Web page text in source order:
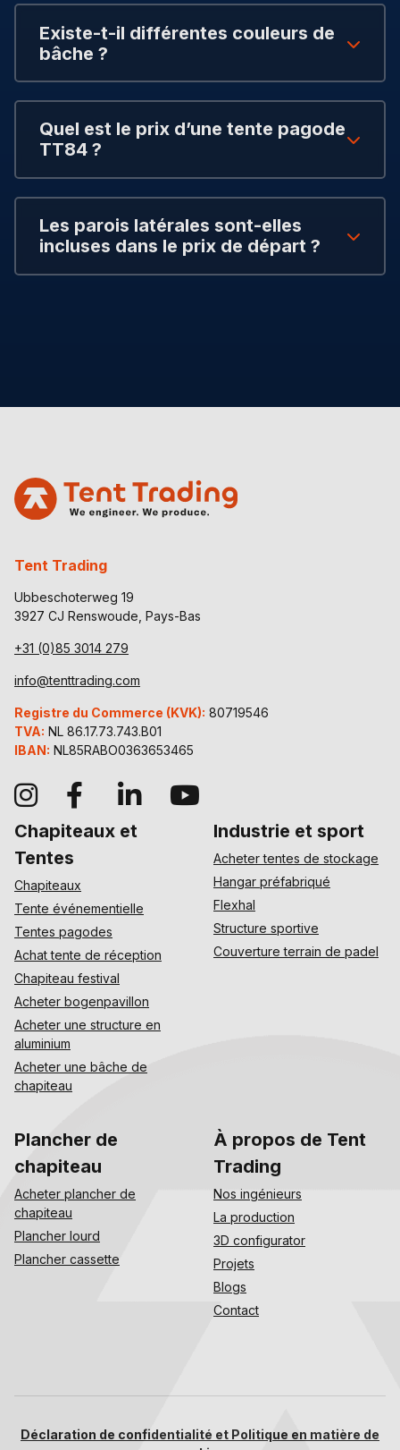
Existe-t-il différentes couleurs de
bâche ?
Quel est le prix d’une tente pagode
TT84 ?
Les parois latérales sont-elles
incluses dans le prix de départ ?
Tent Trading
Ubbeschoterweg 19
3927 CJ Renswoude, Pays-Bas
+31 (0)85 3014 279
info@tenttrading.com
Registre du Commerce (KVK): 80719546
TVA: NL 86.17.73.743.B01
IBAN: NL85RABO0363653465
Chapiteaux et
Tentes
Chapiteaux
Tente événementielle
Tentes pagodes
Achat tente de réception
Chapiteau festival
Acheter bogenpavillon
Acheter une structure en
aluminium
Acheter une bâche de
chapiteau
Industrie et sport
Acheter tentes de stockage
Hangar préfabriqué
Flexhal
Structure sportive
Couverture terrain de padel
Plancher de
chapiteau
Acheter plancher de
chapiteau
Plancher lourd
Plancher cassette
À propos de Tent
Trading
Nos ingénieurs
La production
3D configurator
Projets
Blogs
Contact
Déclaration de confidentialité et Politique en matière de